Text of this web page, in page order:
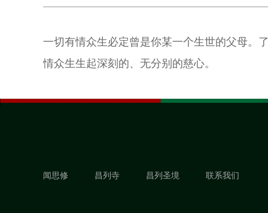
一切有情众生必定曾是你某一个生世的父母。
情众生生起深刻的、无分别的慈心。
闻思修 昌列寺 昌列圣境 联系我们